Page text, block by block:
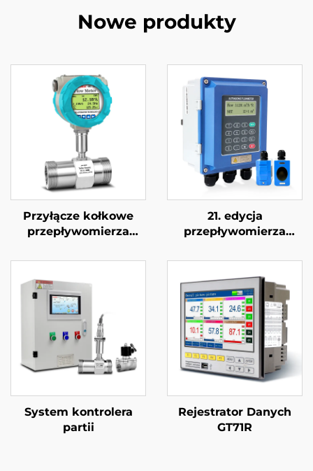
Nowe produkty
Przyłącze kołkowe
przepływomierza
21. edycja
przepływomierza
System kontrolera
partii
Rejestrator Danych
GT71R